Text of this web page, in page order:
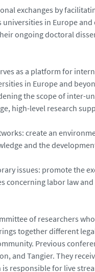
exchanges by
universities in Europe
ongoing doctoral
as a platform for
in Europe and
the scope of inter-
high-level research
create an
and the
issues: promote the
concerning labor law and
of researchers
together different
Previous
and Tangier. They
is responsible for live